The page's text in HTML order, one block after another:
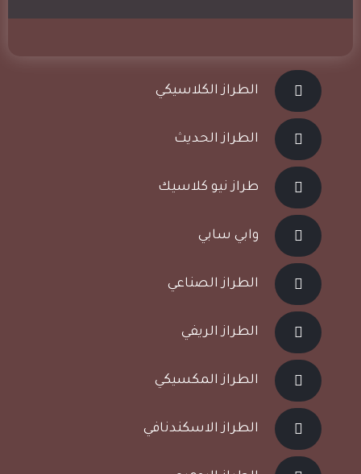
الطراز الكلاسيكي
الطراز الحديث
طراز نيو كلاسيك
وابي سابي
الطراز الصناعي
الطراز الريفي
الطراز المكسيكي
الطراز الاسكندنافي